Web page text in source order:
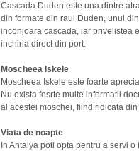
Cascada Duden este una dintre
din formate din raul Duden, unul
inconjoara cascada, iar privelistea
inchiria direct din port.
Moscheea Iskele
Moscheea Iskele este foarte
Nu exista fosrte multe informatii
al acestei moschei, fiind ridicata
Viata de noapte
n Antalya poti opta pentru a servi